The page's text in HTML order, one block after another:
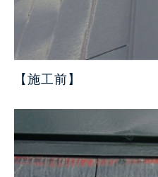
【施工前 】